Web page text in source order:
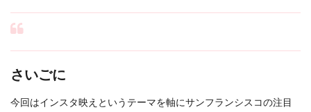
さいごに
今回はインスタ映えというテーマを軸にサンフランシスコの注目